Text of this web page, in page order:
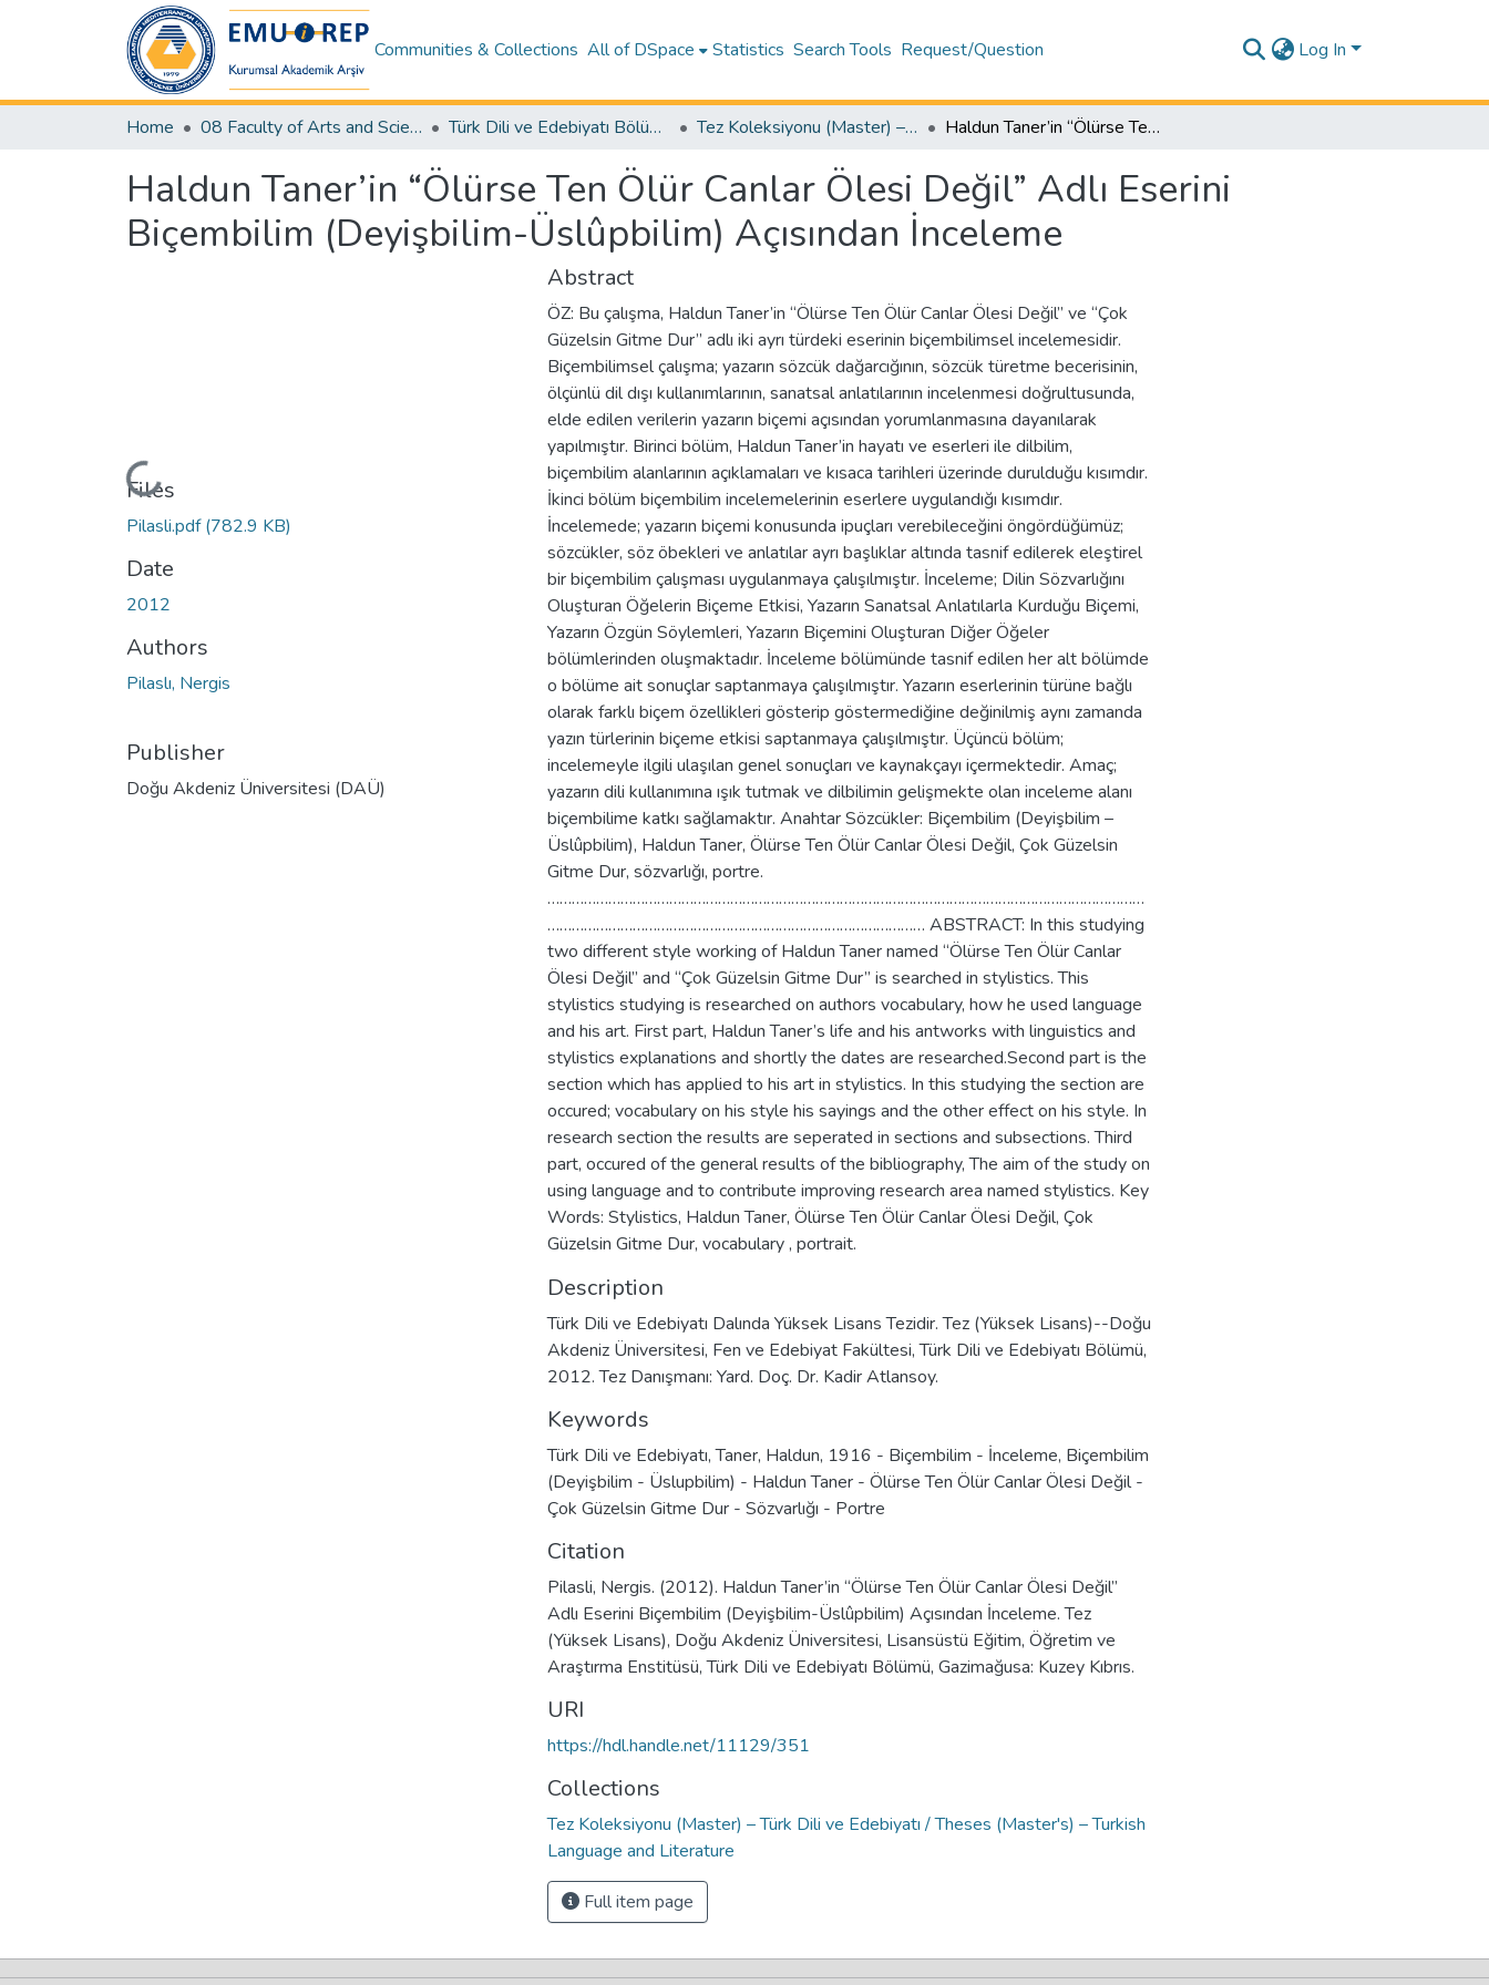
Communities & Collections All of DSpace Statistics Search Tools Request/Question Log In
Home 08 Faculty of Arts and Sciences Türk Dili ve Edebiyatı Bölümü (Department of Turkish Language and Literature) Tez Koleksiyonu (Master) – Türk Dili ve Edebiyatı / Theses (Master's) – Turkish Language and Literature Haldun Taner’in “Ölürse Ten Ölür Canlar Ölesi Değil” Adlı Eserini Biçembilim (Deyişbilim-Üslûpbilim) Açısından İnceleme
Haldun Taner’in “Ölürse Ten Ölür Canlar Ölesi Değil” Adlı Eserini
Biçembilim (Deyişbilim-Üslûpbilim) Açısından İnceleme
Loading...
Files
Pilasli.pdf(782.9 KB)
Date
2012
Authors
Pilaslı, Nergis
Publisher
Doğu Akdeniz Üniversitesi (DAÜ)
Abstract
ÖZ: Bu çalışma, Haldun Taner’in “Ölürse Ten Ölür Canlar Ölesi Değil” ve “Çok
Güzelsin Gitme Dur” adlı iki ayrı türdeki eserinin biçembilimsel incelemesidir.
Biçembilimsel çalışma; yazarın sözcük dağarcığının, sözcük türetme becerisinin,
ölçünlü dil dışı kullanımlarının, sanatsal anlatılarının incelenmesi doğrultusunda,
elde edilen verilerin yazarın biçemi açısından yorumlanmasına dayanılarak
yapılmıştır. Birinci bölüm, Haldun Taner’in hayatı ve eserleri ile dilbilim,
biçembilim alanlarının açıklamaları ve kısaca tarihleri üzerinde durulduğu kısımdır.
İkinci bölüm biçembilim incelemelerinin eserlere uygulandığı kısımdır.
İncelemede; yazarın biçemi konusunda ipuçları verebileceğini öngördüğümüz;
sözcükler, söz öbekleri ve anlatılar ayrı başlıklar altında tasnif edilerek eleştirel
bir biçembilim çalışması uygulanmaya çalışılmıştır. İnceleme; Dilin Sözvarlığını
Oluşturan Öğelerin Biçeme Etkisi, Yazarın Sanatsal Anlatılarla Kurduğu Biçemi,
Yazarın Özgün Söylemleri, Yazarın Biçemini Oluşturan Diğer Öğeler
bölümlerinden oluşmaktadır. İnceleme bölümünde tasnif edilen her alt bölümde
o bölüme ait sonuçlar saptanmaya çalışılmıştır. Yazarın eserlerinin türüne bağlı
olarak farklı biçem özellikleri gösterip göstermediğine değinilmiş aynı zamanda
yazın türlerinin biçeme etkisi saptanmaya çalışılmıştır. Üçüncü bölüm;
incelemeyle ilgili ulaşılan genel sonuçları ve kaynakçayı içermektedir. Amaç;
yazarın dili kullanımına ışık tutmak ve dilbilimin gelişmekte olan inceleme alanı
biçembilime katkı sağlamaktır. Anahtar Sözcükler: Biçembilim (Deyişbilim –
Üslûpbilim), Haldun Taner, Ölürse Ten Ölür Canlar Ölesi Değil, Çok Güzelsin
Gitme Dur, sözvarlığı, portre.
…………………………………………………………………………………………………………………………………
………………………………………………………………………………… ABSTRACT: In this studying
two different style working of Haldun Taner named “Ölürse Ten Ölür Canlar
Ölesi Değil” and “Çok Güzelsin Gitme Dur” is searched in stylistics. This
stylistics studying is researched on authors vocabulary, how he used language
and his art. First part, Haldun Taner’s life and his antworks with linguistics and
stylistics explanations and shortly the dates are researched.Second part is the
section which has applied to his art in stylistics. In this studying the section are
occured; vocabulary on his style his sayings and the other effect on his style. In
research section the results are seperated in sections and subsections. Third
part, occured of the general results of the bibliography, The aim of the study on
using language and to contribute improving research area named stylistics. Key
Words: Stylistics, Haldun Taner, Ölürse Ten Ölür Canlar Ölesi Değil, Çok
Güzelsin Gitme Dur, vocabulary , portrait.
Description
Türk Dili ve Edebiyatı Dalında Yüksek Lisans Tezidir. Tez (Yüksek Lisans)--Doğu
Akdeniz Üniversitesi, Fen ve Edebiyat Fakültesi, Türk Dili ve Edebiyatı Bölümü,
2012. Tez Danışmanı: Yard. Doç. Dr. Kadir Atlansoy.
Keywords
Türk Dili ve Edebiyatı,Taner, Haldun, 1916 - Biçembilim - İnceleme, Biçembilim
(Deyişbilim - Üslupbilim) - Haldun Taner - Ölürse Ten Ölür Canlar Ölesi Değil -
Çok Güzelsin Gitme Dur - Sözvarlığı - Portre
Citation
Pilasli, Nergis. (2012). Haldun Taner’in “Ölürse Ten Ölür Canlar Ölesi Değil”
Adlı Eserini Biçembilim (Deyişbilim-Üslûpbilim) Açısından İnceleme. Tez
(Yüksek Lisans), Doğu Akdeniz Üniversitesi, Lisansüstü Eğitim, Öğretim ve
Araştırma Enstitüsü, Türk Dili ve Edebiyatı Bölümü, Gazimağusa: Kuzey Kıbrıs.
URI
https://hdl.handle.net/11129/351
Collections
Tez Koleksiyonu (Master) – Türk Dili ve Edebiyatı / Theses (Master's) – Turkish
Language and Literature
Full item page